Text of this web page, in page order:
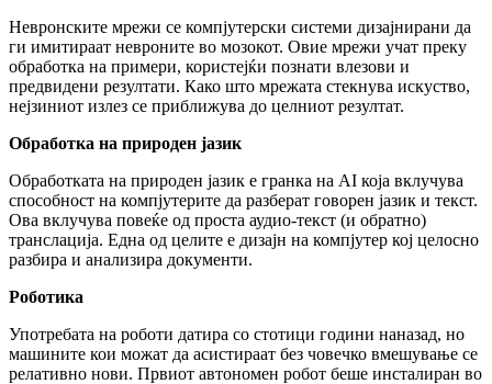
Невронските мрежи се компјутерски системи дизајнирани да
ги имитираат невроните во мозокот. Овие мрежи учат преку
обработка на примери, користејќи познати влезови и
предвидени резултати. Како што мрежата стекнува искуство,
нејзиниот излез се приближува до целниот резултат.
Обработка на природен јазик
Обработката на природен јазик е гранка на AI која вклучува
способност на компјутерите да разберат говорен јазик и текст.
Ова вклучува повеќе од проста аудио-текст (и обратно)
транслација. Една од целите е дизајн на компјутер кој целосно
разбира и анализира документи.
Роботика
Употребата на роботи датира со стотици години наназад, но
машините кои можат да асистираат без човечко вмешување се
релативно нови. Првиот автономен робот беше инсталиран во